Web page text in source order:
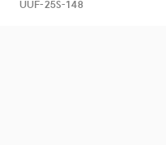
UUF-25S-148